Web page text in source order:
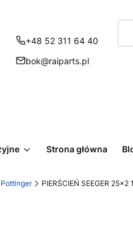
+48 52 311 64 40
bok@raiparts.pl
Strona główna
PIERŚCIEŃ SEEGER 25x2